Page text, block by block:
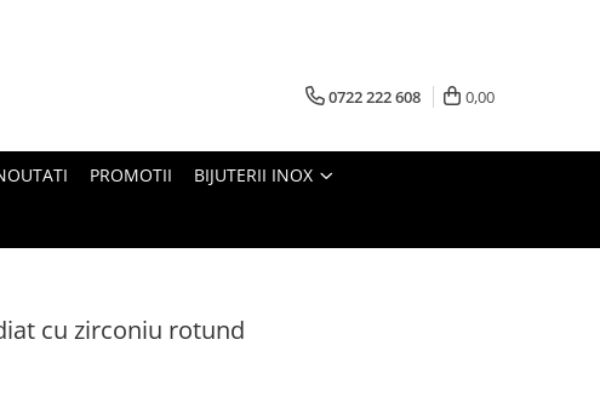
0722 222 608 0,00
PROMOTII BIJUTERII INOX
cu zirconiu rotund